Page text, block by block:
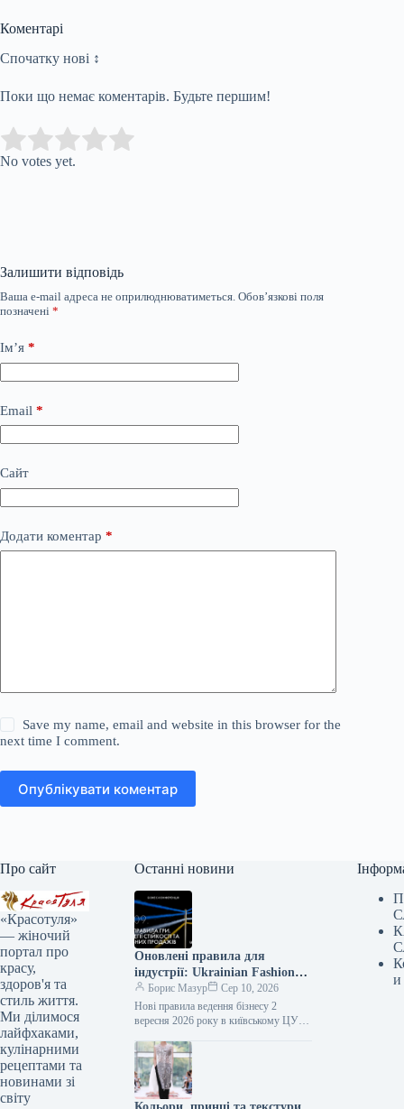
Коментарі
Спочатку нові ↕
Поки що немає коментарів. Будьте першим!
Rate this item:
No votes yet.
Залишити відповідь
Ваша e-mail адреса не оприлюднюватиметься. Обов’язкові поля
позначені *
Ім’я *
Email *
Сайт
Додати коментар *
Save my name, email and website in this browser for the
next time I comment.
Опублікувати коментар
Про сайт
«Красотуля»
— жіночий
портал про
красу,
здоров'я та
стиль життя.
Ми ділимося
лайфхаками,
кулінарними
рецептами та
новинами зі
світу
Останні новини
Оновлені правила для
індустрії: Ukrainian Fashion
Week та white rabbit agency
спільно організують другу
бізнес-конференцію для сфери
Борис Мазур
Сер 10, 2026
Нові правила ведення бізнесу 2
вересня 2026 року в київському ЦУМі
зустріч Ukrainian Fashion Week x…
и